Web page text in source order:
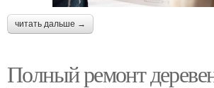
читать дальше →
Полный ремонт